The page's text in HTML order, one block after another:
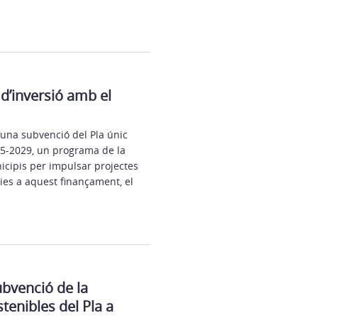
amb el
subvenció del Pla únic
2029, un programa de la
per impulsar projectes
a aquest finançament, el
de la
del Pla a